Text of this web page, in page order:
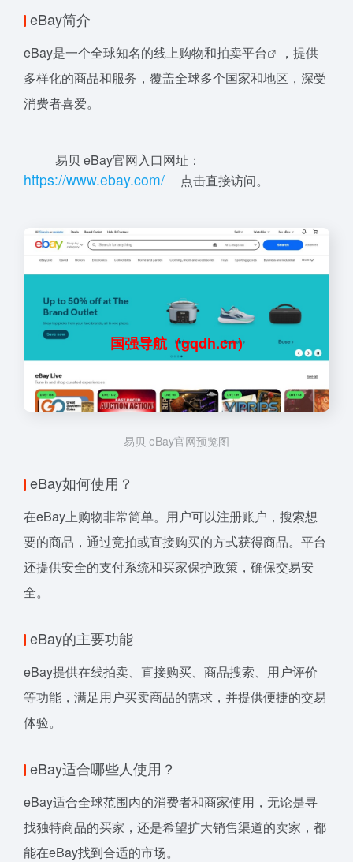
eBay简介
eBay是一个全球知名的线上购物和拍卖平台
，提供
多样化的商品和服务，覆盖全球多个国家和地区，深受
消费者喜爱。
易贝 eBay官网入口网址：
https://www.ebay.com/ 点击直接访问。
国强导航（gqdh.cn）
易贝 eBay官网预览图
eBay如何使用？
在eBay上购物非常简单。用户可以注册账户，搜索想
要的商品，通过竞拍或直接购买的方式获得商品。平台
还提供安全的支付系统和买家保护政策，确保交易安
全。
eBay的主要功能
eBay提供在线拍卖、直接购买、商品搜索、用户评价
等功能，满足用户买卖商品的需求，并提供便捷的交易
体验。
eBay适合哪些人使用？
eBay适合全球范围内的消费者和商家使用，无论是寻
找独特商品的买家，还是希望扩大销售渠道的卖家，都
能在eBay找到合适的市场。